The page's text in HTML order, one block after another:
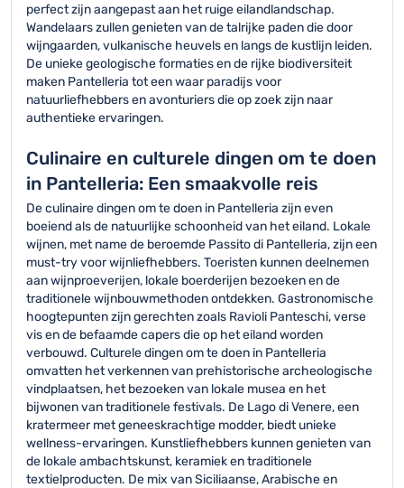
perfect zijn aangepast aan het ruige eilandlandschap.
Wandelaars zullen genieten van de talrijke paden die door
wijngaarden, vulkanische heuvels en langs de kustlijn leiden.
De unieke geologische formaties en de rijke biodiversiteit
maken Pantelleria tot een waar paradijs voor
natuurliefhebbers en avonturiers die op zoek zijn naar
authentieke ervaringen.
Culinaire en culturele dingen om te doen
in Pantelleria: Een smaakvolle reis
De culinaire dingen om te doen in Pantelleria zijn even
boeiend als de natuurlijke schoonheid van het eiland. Lokale
wijnen, met name de beroemde Passito di Pantelleria, zijn een
must-try voor wijnliefhebbers. Toeristen kunnen deelnemen
aan wijnproeverijen, lokale boerderijen bezoeken en de
traditionele wijnbouwmethoden ontdekken. Gastronomische
hoogtepunten zijn gerechten zoals Ravioli Panteschi, verse
vis en de befaamde capers die op het eiland worden
verbouwd. Culturele dingen om te doen in Pantelleria
omvatten het verkennen van prehistorische archeologische
vindplaatsen, het bezoeken van lokale musea en het
bijwonen van traditionele festivals. De Lago di Venere, een
kratermeer met geneeskrachtige modder, biedt unieke
wellness-ervaringen. Kunstliefhebbers kunnen genieten van
de lokale ambachtskunst, keramiek en traditionele
textielproducten. De mix van Siciliaanse, Arabische en